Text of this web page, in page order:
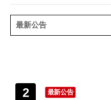
最新公告
2 最新公告